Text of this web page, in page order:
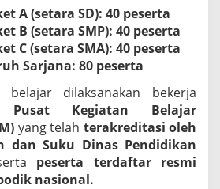
A (setara SD): 40 peserta
B (setara SMP): 40 peserta
C (setara SMA): 40 peserta
Sarjana: 80 peserta
belajar dilaksanakan bekerja
Pusat Kegiatan Belajar
yang telah terakreditasi oleh
dan Suku Dinas Pendidikan
peserta
terdaftar resmi
nasional.